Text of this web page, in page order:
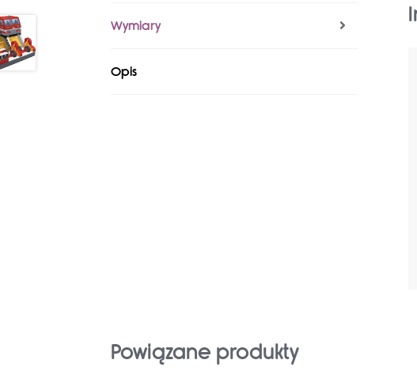
Wymiary
Opis
Powiązane produkty